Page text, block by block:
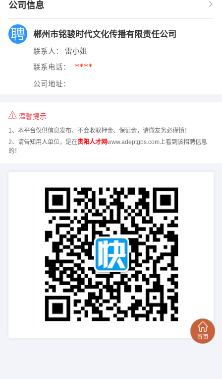
公司信息
郴州市铭骏时代文化传播有限责任公司
联系人： 雷小姐
联系电话： ****
公司地址：
温馨提示
1、本平台仅供信息发布，不会收取押金、保证金，请微友务必谨慎！
2、请告知用人单位，是在贵阳人才网www.adeptgbs.com上看到该招聘信息
的！